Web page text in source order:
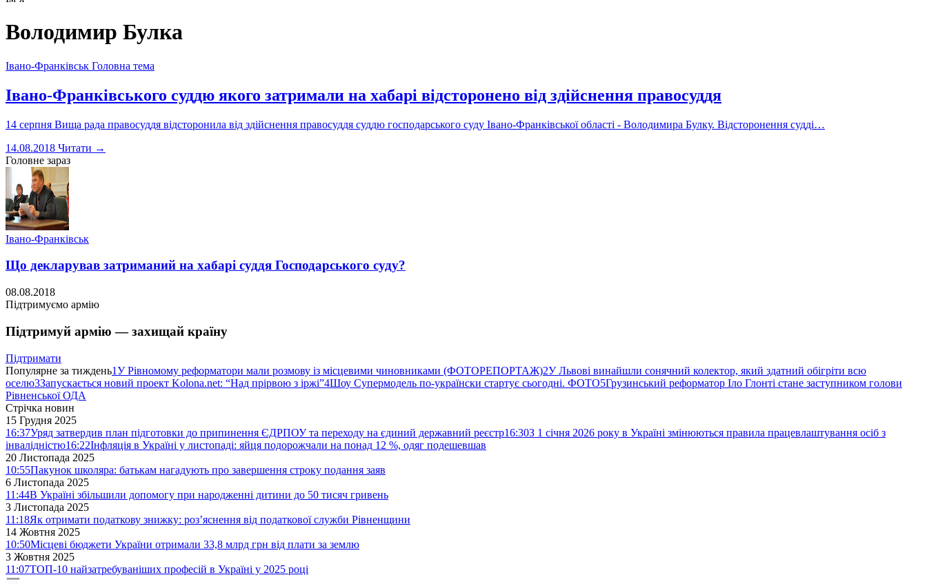
Володимир Булка
Івано-Франківськ Головна тема
Івано-Франківського суддю якого затримали на хабарі відсторонено від здійснення правосуддя
14 серпня Вища рада правосуддя відсторонила від здійснення правосуддя суддю господарського суду Івано-Франківської області - Володимира Булку. Відсторонення судді…
14.08.2018 Читати →
Головне зараз
Івано-Франківськ
Що декларував затриманий на хабарі суддя Господарського суду?
08.08.2018
Підтримуємо армію
Підтримуй армію — захищай країну
Підтримати
Популярне за тиждень1У Рівномому реформатори мали розмову із місцевими чиновниками (ФОТОРЕПОРТАЖ)2У Львові винайшли сонячний колектор, який здатний обігріти всю
оселю3Запускається новий проект Kolona.net: “Над прірвою з іржі”4Шоу Супермодель по-українски стартує сьогодні. ФОТО5Грузинський реформатор Іло Глонті стане заступником голови
Рівненської ОДА
Стрічка новин
15 Грудня 2025
16:37Уряд затвердив план підготовки до припинення ЄДРПОУ та переходу на єдиний державний реєстр16:30З 1 січня 2026 року в Україні змінюються правила працевлаштування осіб з
інвалідністю16:22Інфляція в Україні у листопаді: яйця подорожчали на понад 12 %, одяг подешевшав
20 Листопада 2025
10:55Пакунок школяра: батькам нагадують про завершення строку подання заяв
6 Листопада 2025
11:44В Україні збільшили допомогу при народженні дитини до 50 тисяч гривень
3 Листопада 2025
11:18Як отримати податкову знижку: роз’яснення від податкової служби Рівненщини
14 Жовтня 2025
10:50Місцеві бюджети України отримали 33,8 млрд грн від плати за землю
3 Жовтня 2025
11:07ТОП-10 найзатребуваніших професій в Україні у 2025 році